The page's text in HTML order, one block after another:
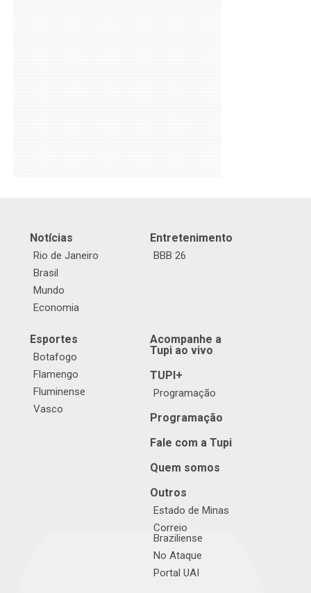
Notícias
Rio de Janeiro
Brasil
Mundo
Economia
Entretenimento
BBB 26
Esportes
Botafogo
Flamengo
Fluminense
Vasco
Acompanhe a
Tupi ao vivo
TUPI+
Programação
Programação
Fale com a Tupi
Quem somos
Outros
Estado de Minas
Correio
Braziliense
No Ataque
Portal UAI